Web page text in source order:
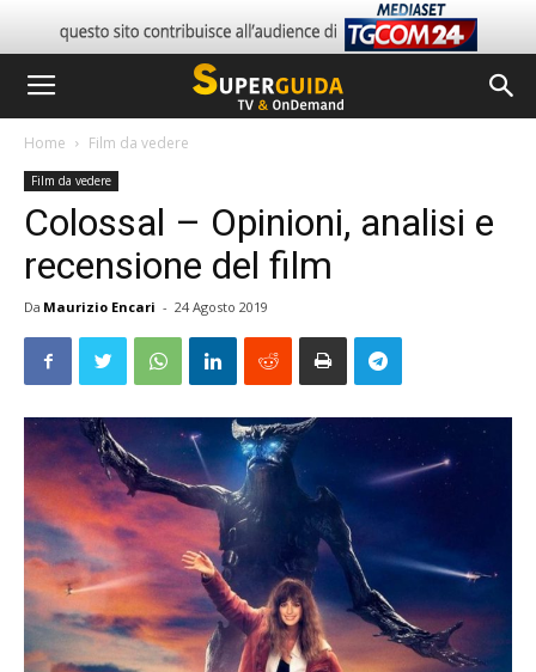
Home Film da vedere
Film da vedere
Colossal – Opinioni, analisi e
recensione del film
Da Maurizio Encari - 24 Agosto 2019